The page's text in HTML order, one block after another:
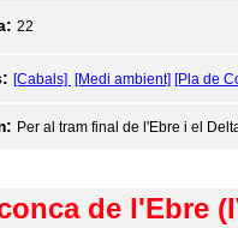
22
[Cabals] [Medi ambient] [Pla de
Per al tram final de l'Ebre i el
de l'Ebre